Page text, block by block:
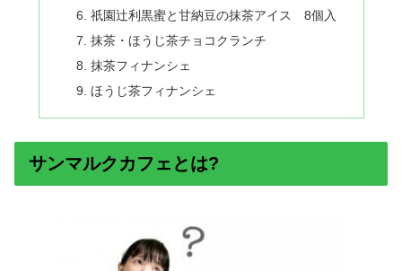
祇園辻利黒蜜と甘納豆の抹茶アイス 8個入
抹茶・ほうじ茶チョコクランチ
抹茶フィナンシェ
ほうじ茶フィナンシェ
サンマルクカフェとは?